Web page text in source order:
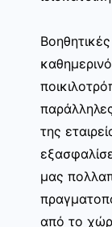
της
μας
από το